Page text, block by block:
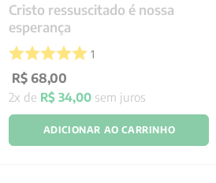
Cristo ressuscitado é nossa
esperança
1
R$ 68,00
2x de R$ 34,00 sem juros
ADICIONAR AO CARRINHO